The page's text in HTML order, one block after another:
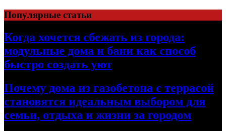
Перейти
к
содержимому
Популярные статьи
Когда хочется сбежать из города:
модульные дома и бани как способ
быстро создать уют
Почему дома из газобетона с террасой
становятся идеальным выбором для
семьи, отдыха и жизни за городом